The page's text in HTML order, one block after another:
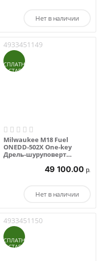
Нет в наличии
4933451149
БЕСПЛАТНАЯ
ДОСТАВКА
Milwaukee M18 Fuel
ONEDD-502X One-key
Дрель-шуруповерт
49 100.00 р.
Нет в наличии
4933451150
БЕСПЛАТНАЯ
ДОСТАВКА